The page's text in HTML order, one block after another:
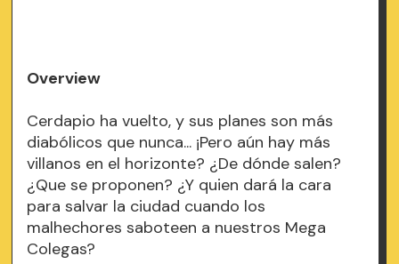
Overview
Cerdapio ha vuelto, y sus planes son más
diabólicos que nunca... ¡Pero aún hay más
villanos en el horizonte? ¿De dónde salen?
¿Que se proponen? ¿Y quien dará la cara
para salvar la ciudad cuando los
malhechores saboteen a nuestros Mega
Colegas?